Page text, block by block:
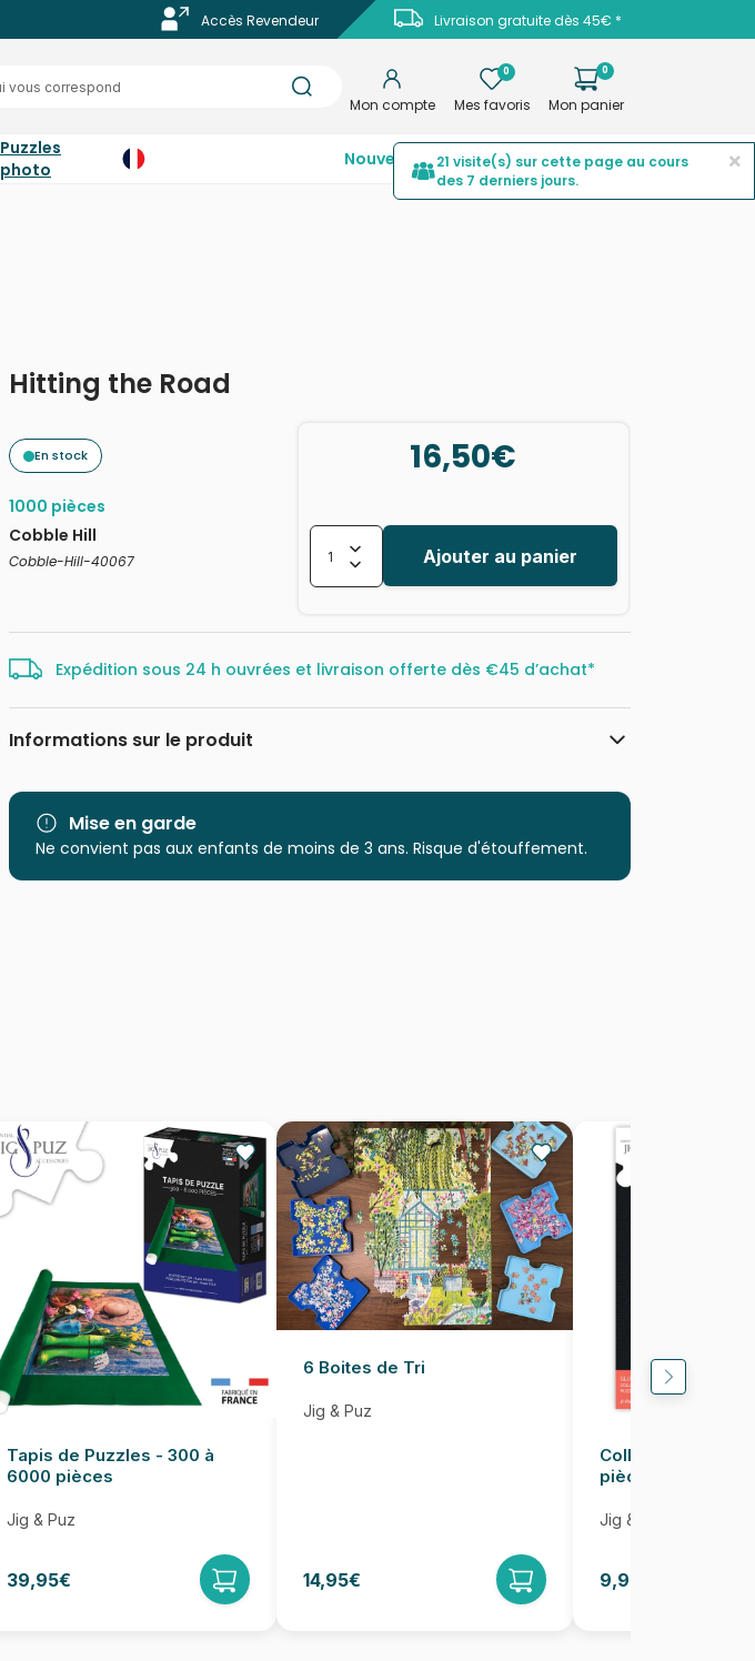
Livraison gratuite dès 45€ *
Accès Revendeur
Mon compte
0
Mes favoris
0
Mon panier
Puzzles
photo
NouveautésTop ventesPromotions
Hitting the Road
En stock
1000 pièces
Cobble Hill
Cobble-Hill-40067
16,50€
Ajouter au panier
Expédition sous 24 h ouvrées et livraison offerte dès €45 d’achat*
Informations sur le produit
Catégorie
Age
Puzzle pour Adultes (500 à 48.000
pièces)
Mise en garde
Ne convient pas aux enfants de moins de 3 ans. Risque d'étouffement.
Tapis de Puzzles - 300 à
6000 pièces
Jig & Puz
39,95€
6 Boites de Tri
Jig & Puz
14,95€
Colle pour Puzzle
pièces
Jig & Puz
9,95€
×
21 visite(s) sur cette page au cours
des 7 derniers jours.